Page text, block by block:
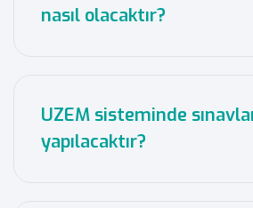
nasıl olacaktır?
UZEM sisteminde
yapılacaktır?